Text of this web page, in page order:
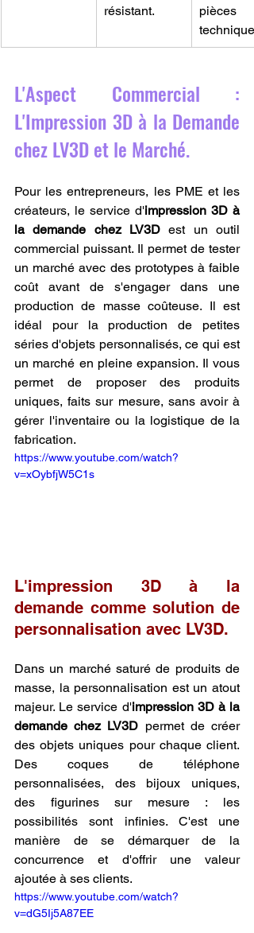
résistant.
pièces
L'Aspect Commercial :
L'Impression 3D à la Demande
chez LV3D et le Marché.
Pour les entrepreneurs, les PME et les
créateurs, le service d'impression 3D à
la demande chez LV3D est un outil
commercial puissant. Il permet de tester
un marché avec des prototypes à faible
coût avant de s'engager dans une
production de masse coûteuse. Il est
idéal pour la production de petites
séries d'objets personnalisés, ce qui est
un marché en pleine expansion. Il vous
permet de proposer des produits
uniques, faits sur mesure, sans avoir à
gérer l'inventaire ou la logistique de la
fabrication.
https://www.youtube.com/watch?
v=xOybfjW5C1s
L'impression 3D à la
demande comme solution de
personnalisation avec LV3D.
Dans un marché saturé de produits de
masse, la personnalisation est un atout
majeur. Le service d'impression 3D à la
demande chez LV3D permet de créer
des objets uniques pour chaque client.
Des coques de téléphone
personnalisées, des bijoux uniques,
des figurines sur mesure : les
possibilités sont infinies. C'est une
manière de se démarquer de la
concurrence et d'offrir une valeur
ajoutée à ses clients.
https://www.youtube.com/watch?
v=dG5Ij5A87EE